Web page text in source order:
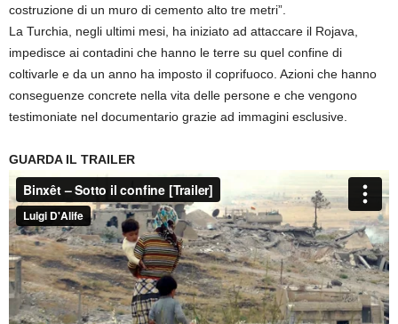
costruzione di un muro di cemento alto tre metri”.
La Turchia, negli ultimi mesi, ha iniziato ad attaccare il Rojava,
impedisce ai contadini che hanno le terre su quel confine di
coltivarle e da un anno ha imposto il coprifuoco. Azioni che hanno
conseguenze concrete nella vita delle persone e che vengono
testimoniate nel documentario grazie ad immagini esclusive.
GUARDA IL TRAILER